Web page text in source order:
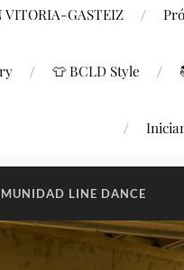
VITORIA-GASTEIZ
👕 BCLD Style
LINE DANCE